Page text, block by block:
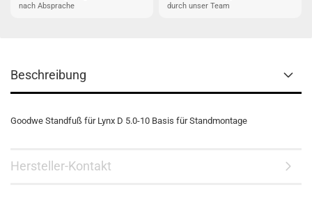
nach Absprache durch unser Team
Beschreibung
Goodwe Standfuß für Lynx D 5.0-10 Basis für Standmontage
Hersteller-Kontakt